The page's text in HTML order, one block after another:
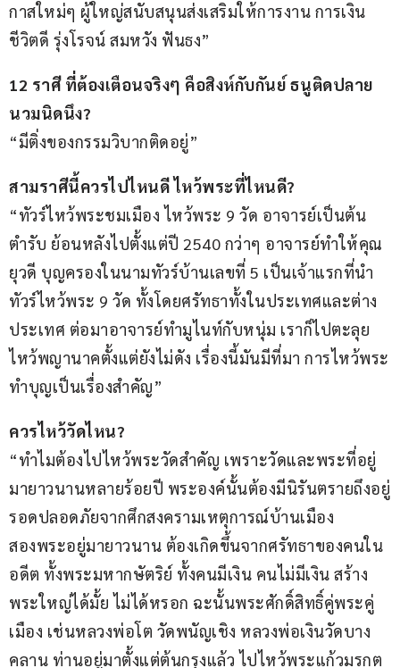
กาสใหม่ๆ ผู้ใหญ่สนับสนุนส่งเสริมให้การงาน การเงิน
ชีวิตดี รุ่งโรจน์ สมหวัง ฟันธง”
12 ราศี ที่ต้องเตือนจริงๆ คือสิงห์กับกันย์ ธนูติดปลาย
นวมนิดนึง?
“มีติ่งของกรรมวิบากติดอยู่”
สามราศีนี้ควรไปไหนดี ไหว้พระที่ไหนดี?
“ทัวร์ไหว้พระชมเมือง ไหว้พระ 9 วัด อาจารย์เป็นต้น
ตำรับ ย้อนหลังไปตั้งแต่ปี 2540 กว่าๆ อาจารย์ทำให้คุณ
ยุวดี บุญครองในนามทัวร์บ้านเลขที่ 5 เป็นเจ้าแรกที่นำ
ทัวร์ไหว้พระ 9 วัด ทั้งโดยศรัทธาทั้งในประเทศและต่าง
ประเทศ ต่อมาอาจารย์ทำมูไนท์กับหนุ่ม เราก็ไปตะลุย
ไหว้พญานาคตั้งแต่ยังไม่ดัง เรื่องนี้มันมีที่มา การไหว้พระ
ทำบุญเป็นเรื่องสำคัญ”
ควรไหว้วัดไหน?
“ทำไมต้องไปไหว้พระวัดสำคัญ เพราะวัดและพระที่อยู่
มายาวนานหลายร้อยปี พระองค์นั้นต้องมีนิรันตรายถึงอยู่
รอดปลอดภัยจากศึกสงครามเหตุการณ์บ้านเมือง
สองพระอยู่มายาวนาน ต้องเกิดขึ้นจากศรัทธาของคนใน
อดีต ทั้งพระมหากษัตริย์ ทั้งคนมีเงิน คนไม่มีเงิน สร้าง
พระใหญ่ได้มั้ย ไม่ได้หรอก ฉะนั้นพระศักดิ์สิทธิ์คู่พระคู่
เมือง เช่นหลวงพ่อโต วัดพนัญเชิง หลวงพ่อเงินวัดบาง
คลาน ท่านอยู่มาตั้งแต่ต้นกรุงแล้ว ไปไหว้พระแก้วมรกต